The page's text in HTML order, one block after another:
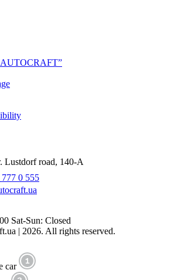
Lustdorf road, 140-A
0 555
Sat-Sun: Closed
| 2026. All rights reserved.
car